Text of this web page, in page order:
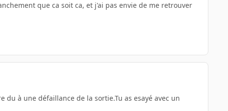
que ca soit ca, et j'ai pas envie de me retrouver
à une défaillance de la sortie.Tu as esayé avec un